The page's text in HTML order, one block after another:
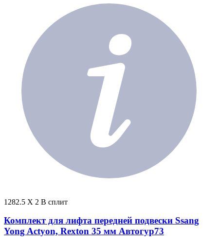
1282.5 X 2 В сплит
Комплект для лифта передней подвески Ssang
Yong Actyon, Rexton 35 мм Автогур73